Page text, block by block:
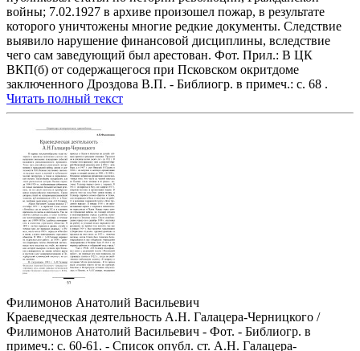
войны; 7.02.1927 в архиве произошел пожар, в результате
которого уничтожены многие редкие документы. Следствие
выявило нарушение финансовой дисциплины, вследствие
чего сам заведующий был арестован. Фот. Прил.: В ЦК
ВКП(б) от содержащегося при Псковском окритдоме
заключенного Дроздова В.П. - Библиогр. в примеч.: с. 68 .
Читать полный текст
Филимонов Анатолий Васильевич
Краеведческая деятельность А.Н. Галацера-Черницкого /
Филимонов Анатолий Васильевич - Фот. - Библиогр. в
примеч.: с. 60-61. - Список опубл. ст. А.Н. Галацера-